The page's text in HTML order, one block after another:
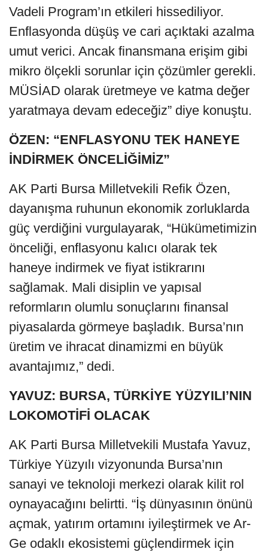
Vadeli Program’ın etkileri hissediliyor.
Enflasyonda düşüş ve cari açıktaki azalma
umut verici. Ancak finansmana erişim gibi
mikro ölçekli sorunlar için çözümler gerekli.
MÜSİAD olarak üretmeye ve katma değer
yaratmaya devam edeceğiz” diye konuştu.
ÖZEN: “ENFLASYONU TEK HANEYE
İNDİRMEK ÖNCELİĞİMİZ”
AK Parti Bursa Milletvekili Refik Özen,
dayanışma ruhunun ekonomik zorluklarda
güç verdiğini vurgulayarak, “Hükümetimizin
önceliği, enflasyonu kalıcı olarak tek
haneye indirmek ve fiyat istikrarını
sağlamak. Mali disiplin ve yapısal
reformların olumlu sonuçlarını finansal
piyasalarda görmeye başladık. Bursa’nın
üretim ve ihracat dinamizmi en büyük
avantajımız,” dedi.
YAVUZ: BURSA, TÜRKİYE YÜZYILI’NIN
LOKOMOTİFİ OLACAK
AK Parti Bursa Milletvekili Mustafa Yavuz,
Türkiye Yüzyılı vizyonunda Bursa’nın
sanayi ve teknoloji merkezi olarak kilit rol
oynayacağını belirtti. “İş dünyasının önünü
açmak, yatırım ortamını iyileştirmek ve Ar-
Ge odaklı ekosistemi güçlendirmek için